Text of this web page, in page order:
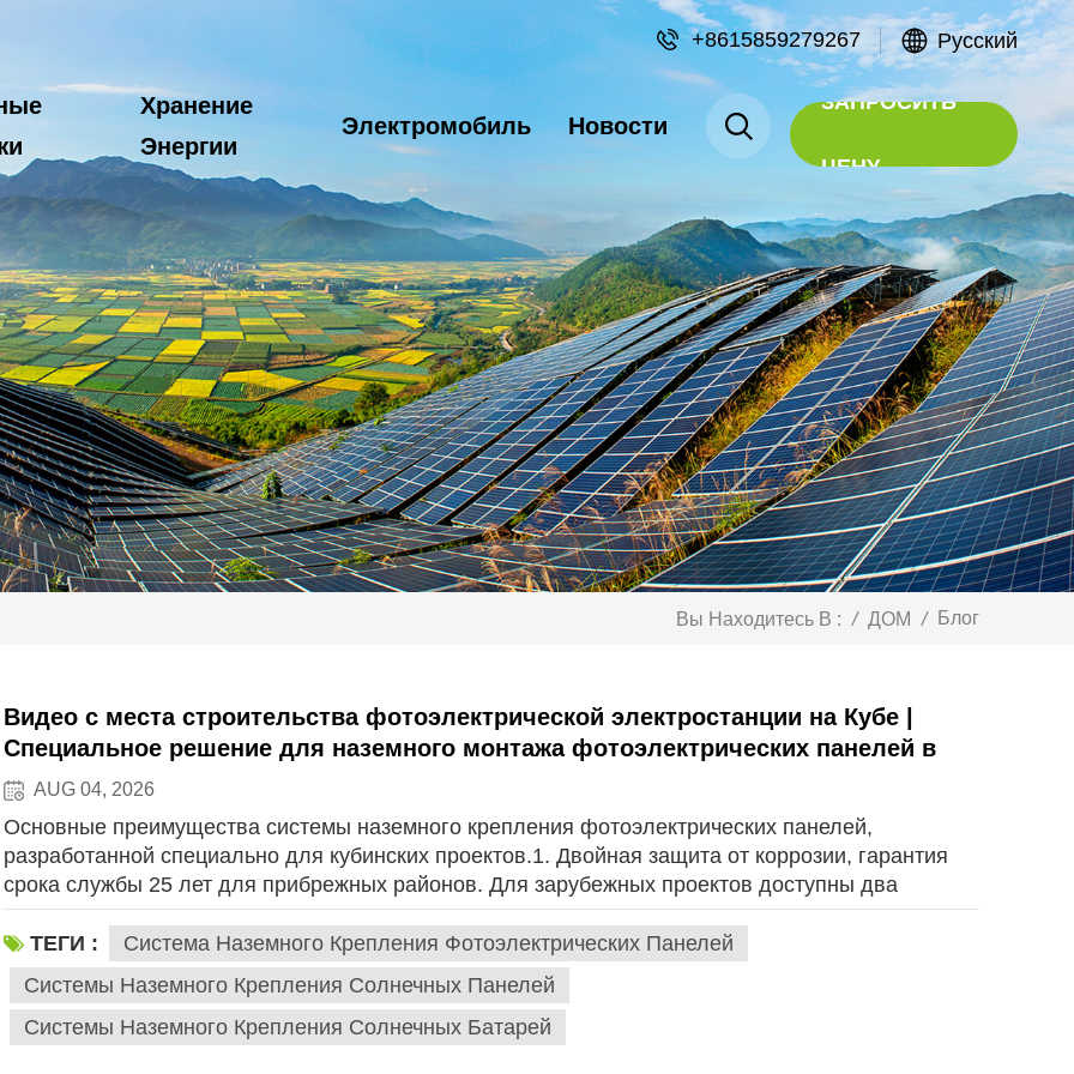
+8615859279267 Русский
Хранение
Энергии
Электромобиль Новости
ЗАПРОСИТЬ
ЦЕНУ
Вы Находитесь В : / ДОМ / Блог
Видео с места строительства фотоэлектрической электростанции на Кубе |
Специальное решение для наземного монтажа фотоэлектрических панелей в
условиях высокой влажности и высоких температур на побережье
AUG 04, 2026
Основные преимущества системы наземного крепления фотоэлектрических панелей,
разработанной специально для кубинских проектов.1. Двойная защита от коррозии, гарантия
срока службы 25 лет для прибрежных районов. Для зарубежных проектов доступны два
варианта материалов для основных монтажных конструкций:Крепления из алюминиевого
сплава 6005-T5: легкие, имеют наивысший класс антикоррозионной стойкости C5-M, устойчивы
к коррозии под воздействием солевых туманов Карибского моря, не требуют удаления
ржавчины и обслуживания в дальнейшем;Крепления из горячеоцинкованной стали Q355B:
высокая несущая способность при экономичности, сверхтолстые слои оцинковки, подходят для
ТЕГИ :
Система Наземного Крепления Фотоэлектрических Панелей
Системы Наземного Крепления Солнечных Панелей
Системы Наземного Крепления Солнечных Батарей